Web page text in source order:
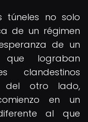
no solo
de un régimen
de un
que lograban
clandestinos
del otro lado,
en un
al que